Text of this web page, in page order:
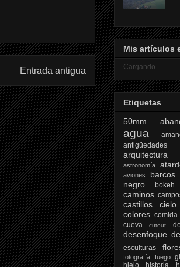
Entrada antigua
Mis artículos
Cargando...
Etiquetas
50mm
agua
antigüedades
arquitectura
astronomía
aviones
barcos
negro
bokeh
caminos
castillos cielo
colores comida
cueva cutout
desenfoque
esculturas
fotografía fuego
hielo
historia